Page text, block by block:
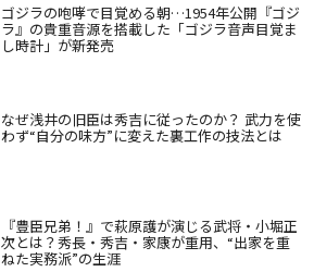
ゴジラの咆哮で目覚める朝…1954年公開『ゴジ
ラ』の貴重音源を搭載した「ゴジラ音声目覚ま
し時計」が新発売
なぜ浅井の旧臣は秀吉に従ったのか？ 武力を使
わず“自分の味方”に変えた裏工作の技法とは
『豊臣兄弟！』で萩原護が演じる武将・小堀正
次とは？秀長・秀吉・家康が重用、“出家を重
ねた実務派”の生涯